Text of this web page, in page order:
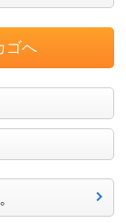
ゴへ